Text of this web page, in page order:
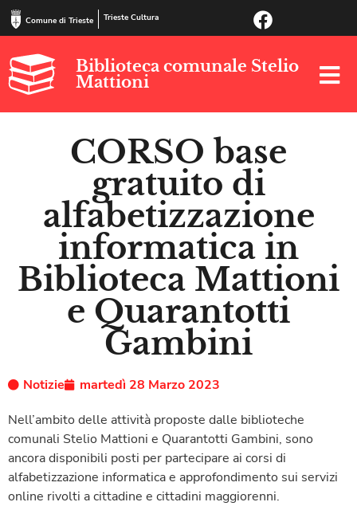
Comune di Trieste Trieste Cultura
Biblioteca comunale Stelio
Mattioni
CORSO base
gratuito di
alfabetizzazione
informatica in
Biblioteca Mattioni
e Quarantotti
Gambini
Notizie
martedì 28 Marzo 2023
Nell’ambito delle attività proposte dalle biblioteche
comunali Stelio Mattioni e Quarantotti Gambini, sono
ancora disponibili posti per partecipare ai corsi di
alfabetizzazione informatica e approfondimento sui servizi
online rivolti a cittadine e cittadini maggiorenni.